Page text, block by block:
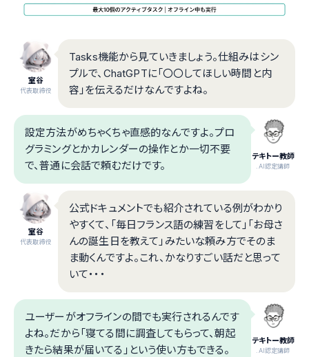
室谷
代表取締役
Tasks機能から見ていきましょう。仕組みはシン
プルで、ChatGPTに「〇〇してほしい時間と内
容」を伝えるだけなんですよね。
テキトー教師
.AI認定講師
設定方法がめちゃくちゃ直感的なんですよ。プロ
グラミングとかカレンダーの操作とか一切不要
で、普通に会話で頼むだけです。
室谷
代表取締役
公式ドキュメントでも紹介されている例がわかり
やすくて、「毎日フランス語の練習をして」「お母さ
んの誕生日を教えて」みたいな頼み方でそのま
ま動くんですよ。これ、かなりすごい話だと思って
いて・・・
テキトー教師
.AI認定講師
ユーザーがオフラインの間でも実行されるんです
よね。だから「寝てる間に調査してもらって、朝起
きたら結果が届いてる」という使い方もできる。